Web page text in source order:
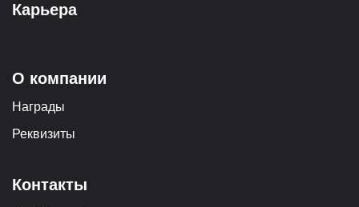
Карьера
О компании
Награды
Реквизиты
Контакты